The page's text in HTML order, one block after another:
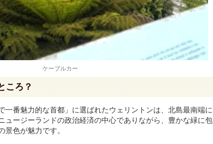
ケーブルカー
ころ？
一番魅力的な首都」に選ばれたウェリントンは、北島最南端に
ュージーランドの政治経済の中心でありながら、豊かな緑に包
景色が魅力です。